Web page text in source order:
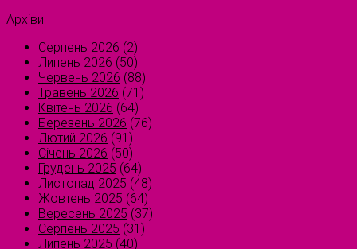
Архіви
Серпень 2026 (2)
Липень 2026 (50)
Червень 2026 (88)
Травень 2026 (71)
Квітень 2026 (64)
Березень 2026 (76)
Лютий 2026 (91)
Січень 2026 (50)
Грудень 2025 (64)
Листопад 2025 (48)
Жовтень 2025 (64)
Вересень 2025 (37)
Серпень 2025 (31)
Липень 2025 (40)